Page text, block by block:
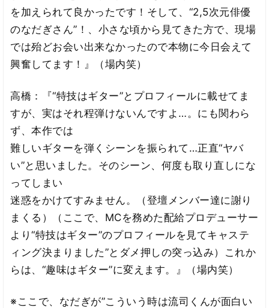
を加えられて良かったです！そして、“2,5次元俳優
のなだぎさん”！、小さな頃から見てきた方で、現場
では殆どお会い出来なかったので本物に今日会えて
興奮してます！』（場内笑）
高橋：『“特技はギター”とプロフィールに載せてま
すが、実はそれ程弾けないんですよ…。にも関わら
ず、本作では
難しいギターを弾くシーンを振られて…正直“ヤバ
い”と思いました。そのシーン、何度も取り直しにな
ってしまい
迷惑をかけてすみません。（登壇メンバー達に謝り
まくる）（ここで、MCを務めた配給プロデューサー
より“特技はギター”のプロフィールを見てキャステ
ィング決まりました”とダメ押しの突っ込み）これか
らは、“趣味はギター”に変えます。』（場内笑）
※ここで、なだぎが”こういう時は流司くんが面白い